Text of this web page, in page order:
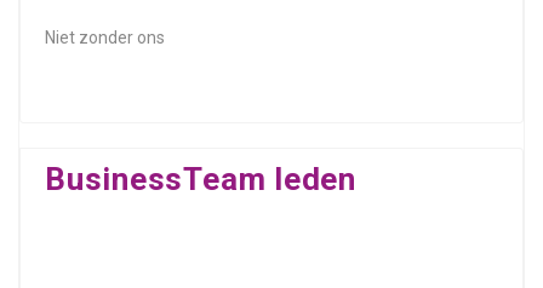
Niet zonder ons
BusinessTeam leden